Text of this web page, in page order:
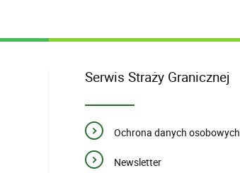
Serwis Straży Granicznej
Ochrona danych osobowych
Newsletter